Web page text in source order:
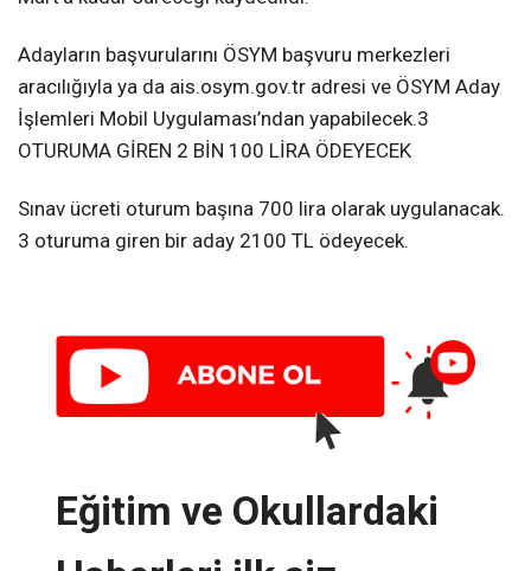
Adayların başvurularını ÖSYM başvuru merkezleri
aracılığıyla ya da ais.osym.gov.tr adresi ve ÖSYM Aday
İşlemleri Mobil Uygulaması’ndan yapabilecek.3
OTURUMA GİREN 2 BİN 100 LİRA ÖDEYECEK
Sınav ücreti oturum başına 700 lira olarak uygulanacak.
3 oturuma giren bir aday 2100 TL ödeyecek.
Eğitim ve Okullardaki